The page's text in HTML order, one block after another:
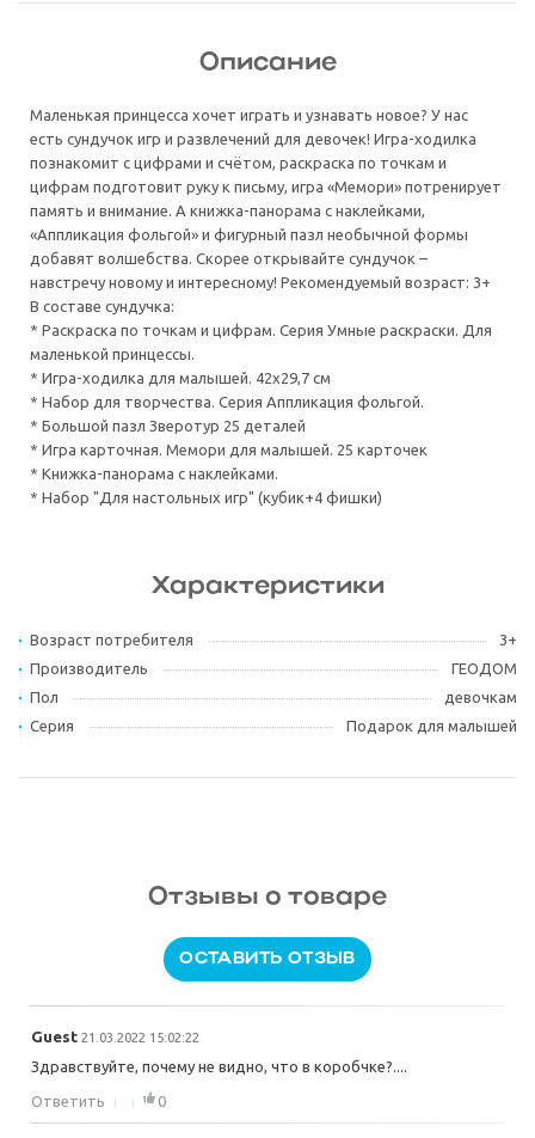
Описание
Маленькая принцесса хочет играть и узнавать новое? У нас
есть сундучок игр и развлечений для девочек! Игра-ходилка
познакомит с цифрами и счётом, раскраска по точкам и
цифрам подготовит руку к письму, игра «Мемори» потренирует
память и внимание. А книжка-панорама с наклейками,
«Аппликация фольгой» и фигурный пазл необычной формы
добавят волшебства. Скорее открывайте сундучок –
навстречу новому и интересному! Рекомендуемый возраст: 3+
В составе сундучка:
* Раскраска по точкам и цифрам. Серия Умные раскраски. Для
маленькой принцессы.
* Игра-ходилка для малышей. 42х29,7 см
* Набор для творчества. Серия Аппликация фольгой.
* Большой пазл Зверотур 25 деталей
* Игра карточная. Мемори для малышей. 25 карточек
* Книжка-панорама с наклейками.
* Набор "Для настольных игр" (кубик+4 фишки)
Характеристики
Возраст потребителя
3+
Производитель
ГЕОДОМ
Пол
девочкам
Серия
Подарок для малышей
Отзывы о товаре
ОСТАВИТЬ ОТЗЫВ
Guest 21.03.2022 15:02:22
Здравствуйте, почему не видно, что в коробчке?....
Ответить 0